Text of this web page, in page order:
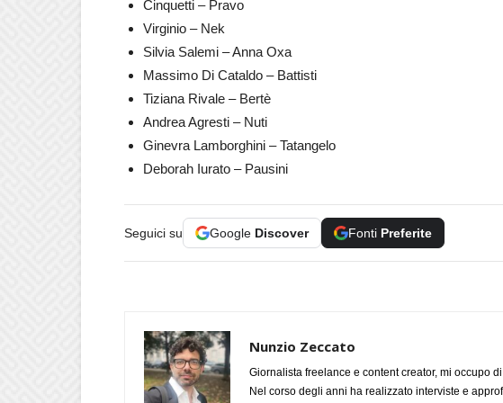
Cinquetti – Pravo
Virginio – Nek
Silvia Salemi – Anna Oxa
Massimo Di Cataldo – Battisti
Tiziana Rivale – Bertè
Andrea Agresti – Nuti
Ginevra Lamborghini – Tatangelo
Deborah Iurato – Pausini
Seguici su Google Discover Fonti Preferite
Nunzio Zeccato
Giornalista freelance e content creator, mi occupo
Nel corso degli anni ha realizzato interviste e